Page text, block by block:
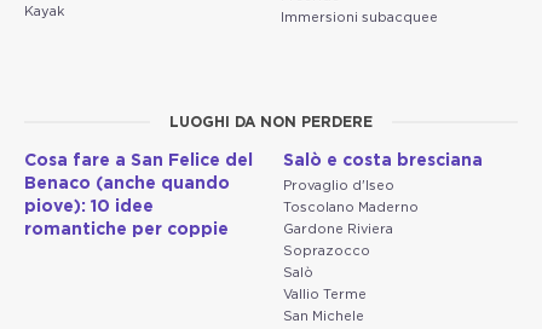
Kayak
Immersioni subacquee
LUOGHI DA NON PERDERE
Cosa fare a San Felice del
Benaco (anche quando
piove): 10 idee
romantiche per coppie
Salò e costa bresciana
Provaglio d'Iseo
Toscolano Maderno
Gardone Riviera
Soprazocco
Salò
Vallio Terme
San Michele